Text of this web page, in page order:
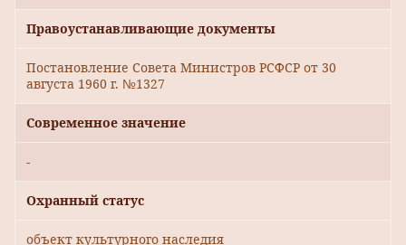
Правоустанавливающие документы
Постановление Совета Министров РСФСР от 30
августа 1960 г. №1327
Современное значение
-
Охранный статус
объект культурного наследия